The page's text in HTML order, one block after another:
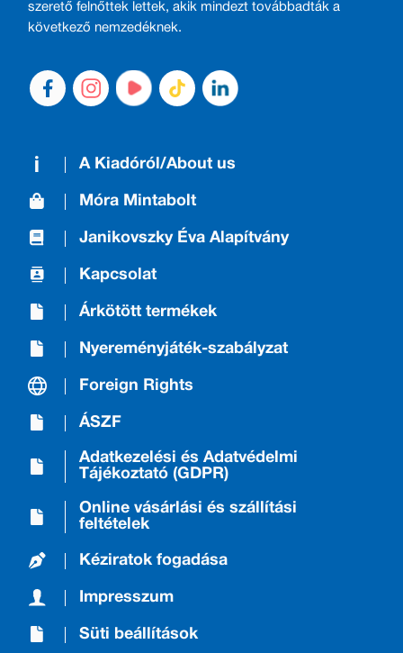
szerető felnőttek lettek, akik mindezt továbbadták a
következő nemzedéknek.
A Kiadóról/About us
Móra Mintabolt
Janikovszky Éva Alapítvány
Kapcsolat
Árkötött termékek
Nyereményjáték-szabályzat
Foreign Rights
ÁSZF
Adatkezelési és Adatvédelmi
Tájékoztató (GDPR)
Online vásárlási és szállítási
feltételek
Kéziratok fogadása
Impresszum
Süti beállítások